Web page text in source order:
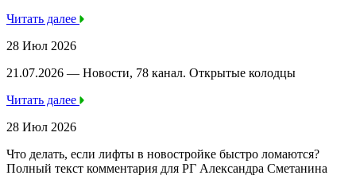
Читать далее
28 Июл 2026
21.07.2026 — Новости, 78 канал. Открытые колодцы
Читать далее
28 Июл 2026
Что делать, если лифты в новостройке быстро ломаются?
Полный текст комментария для РГ Александра Сметанина